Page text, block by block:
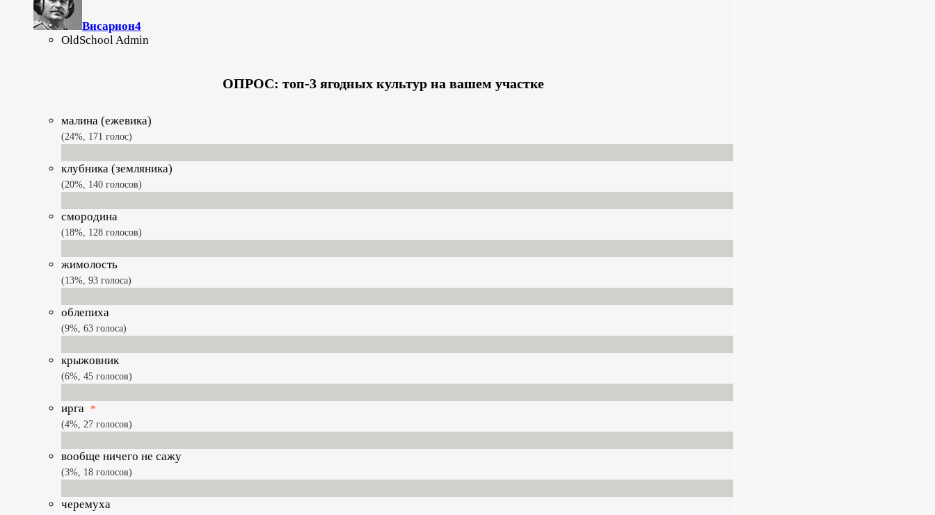
Висариoн4
OldSchool Admin
ОПРОС: топ-3 ягодных культур на вашем участке
малина (ежевика)
24%, 171 голос
клубника (земляника)
20%, 140 голосов
смородина
18%, 128 голосов
жимолость
13%, 93 голоса
облепиха
9%, 63 голоса
крыжовник
6%, 45 голосов
ирга *
4%, 27 голосов
вообще ничего не сажу
3%, 18 голосов
черемуха